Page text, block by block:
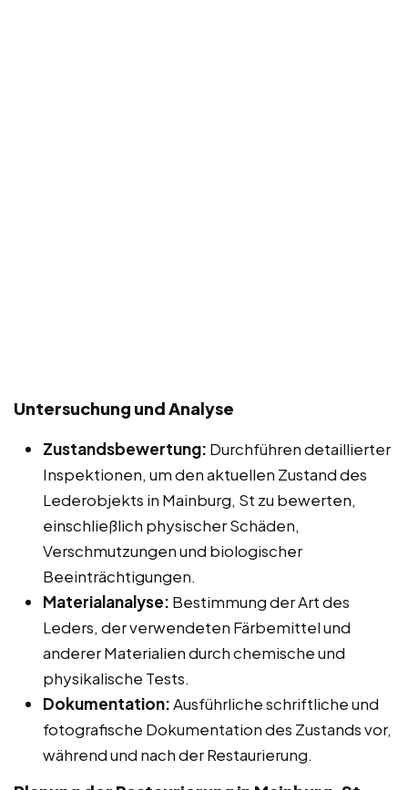
Untersuchung und Analyse
Zustandsbewertung: Durchführen detaillierter
Inspektionen, um den aktuellen Zustand des
Lederobjekts in Mainburg, St zu bewerten,
einschließlich physischer Schäden,
Verschmutzungen und biologischer
Beeinträchtigungen.
Materialanalyse: Bestimmung der Art des
Leders, der verwendeten Färbemittel und
anderer Materialien durch chemische und
physikalische Tests.
Dokumentation:Ausführliche schriftliche und
fotografische Dokumentation des Zustands vor,
während und nach der Restaurierung.